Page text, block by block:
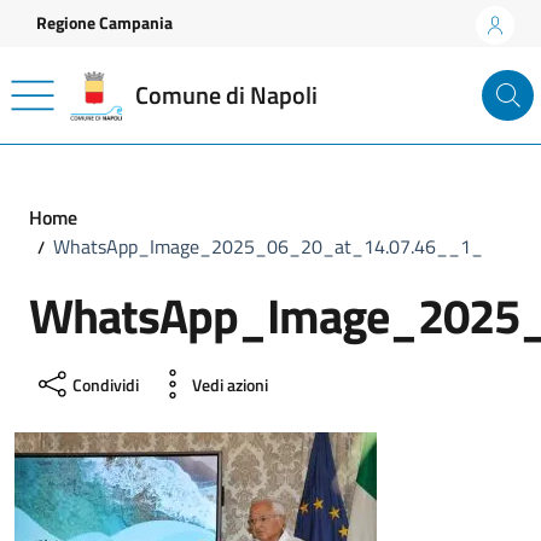
Vai ai contenuti
Vai al footer
Regione Campania
Comune di Napoli
Home
WhatsApp_Image_2025_06_20_at_14.07.46__1_
Condividi Vedi azioni